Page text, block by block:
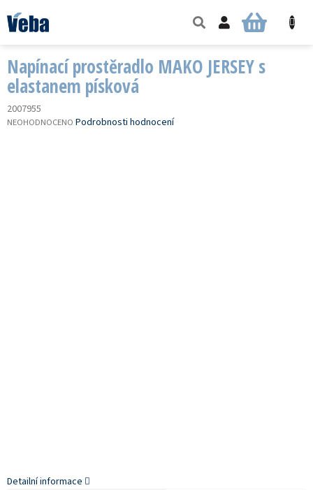
na
obsah
NÁKUPNÍ
Napínací prostěradlo MAKO JERSEY s
elastanem písková
2007955
PRŮMĚRNÉ
NEOHODNOCENO Podrobnosti hodnocení
Detailní informace